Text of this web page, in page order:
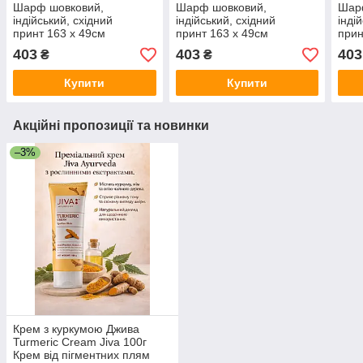
Шарф шовковий,
індійський, східний
принт 163 х 49см
403 ₴
Купити
Шарф шовковий,
індійський, східний
принт 163 х 49см
403₴
Купити
403
Акційні пропозиції та новинки
–3%
Крем з куркумою Джива
Turmeric Cream Jiva 100г
Крем від пігментних плям